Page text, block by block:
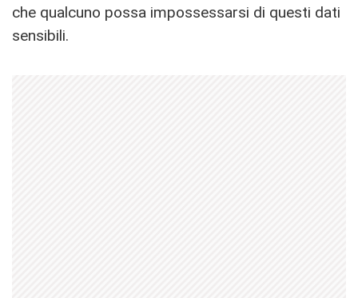
che qualcuno possa impossessarsi di questi dati
sensibili.